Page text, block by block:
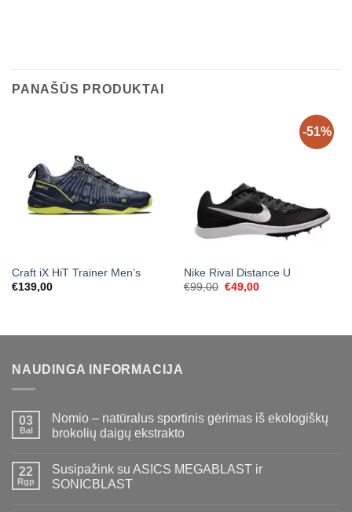
PANAŠŪS PRODUKTAI
Craft iX HiT Trainer Men’s
€139,00
-51%
Nike Rival Distance U
€99,00 Original
€49,00Current
NAUDINGA INFORMACIJA
03
Bal
Nomio – natūralus sportinis gėrimas iš ekologiškų
brokolių daigų ekstrakto
22
Rgp
Susipažink su ASICS MEGABLAST ir
SONICBLAST